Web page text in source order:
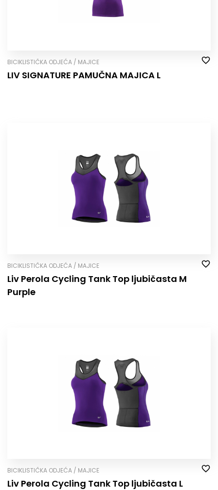
BICIKLISTIČKA ODJEĆA / MAJICE
LIV SIGNATURE PAMUČNA MAJICA L
BICIKLISTIČKA ODJEĆA / MAJICE
Liv Perola Cycling Tank Top ljubičasta M
Purple
BICIKLISTIČKA ODJEĆA / MAJICE
Liv Perola Cycling Tank Top ljubičasta L